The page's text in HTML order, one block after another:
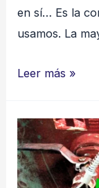
en sí… Es la
usamos. La
Esmeriladora
bajo
control
Leer más »